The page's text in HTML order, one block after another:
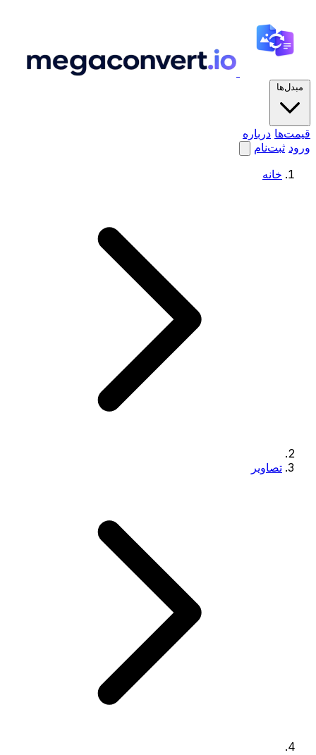
مبدل‌ها
قیمت‌ها درباره
ورود ثبت‌نام
خانه
تصاویر